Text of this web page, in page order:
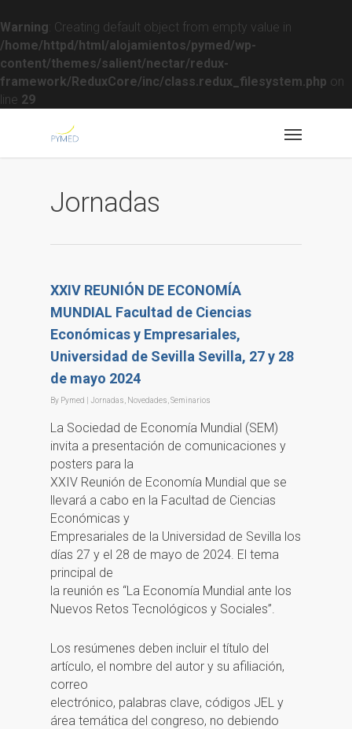
Warning : Creating default object from empty value in
/home/httpd/html/alojamientos/pymed/wp-
content/themes/salient/nectar/redux-
framework/ReduxCore/inc/class.redux_filesystem.php on
line 29
Jornadas
XXIV REUNIÓN DE ECONOMÍA
MUNDIAL Facultad de Ciencias
Económicas y Empresariales,
Universidad de Sevilla Sevilla, 27 y 28
de mayo 2024
By Pymed Jornadas Novedades Seminarios
La Sociedad de Economía Mundial (SEM)
invita a presentación de comunicaciones y
posters para la
XXIV Reunión de Economía Mundial que se
llevará a cabo en la Facultad de Ciencias
Económicas y
Empresariales de la Universidad de Sevilla los
días 27 y el 28 de mayo de 2024. El tema
principal de
la reunión es “La Economía Mundial ante los
Nuevos Retos Tecnológicos y Sociales”.
Los resúmenes deben incluir el título del
artículo, el nombre del autor y su afiliación,
correo
electrónico, palabras clave, códigos JEL y
área temática del congreso, no debiendo